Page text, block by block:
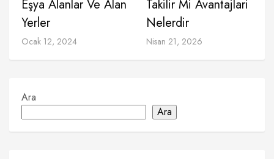
Eşya Alanlar Ve Alan
Yerler
Ocak 12, 2024
Takilir Mi Avantajlari
Nelerdir
Nisan 21, 2026
Ara
Ara